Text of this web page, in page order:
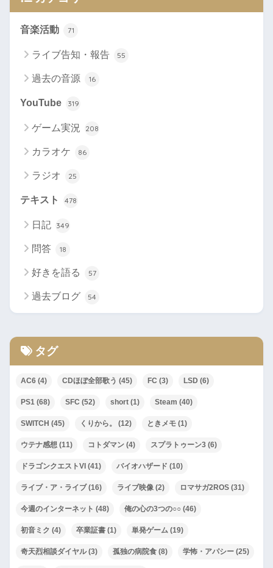
音楽活動 71
ライブ告知・報告 55
過去の音源 16
YouTube 319
ゲーム実況 208
カラオケ 86
ラジオ 25
テキスト 478
日記 349
問答 18
好きを語る 57
過去ブログ 54
タグ
AC6 (4) CDほぼ全部歌う (45) FC (3) LSD (6)
PS1 (68) SFC (52) short (1) Steam (40)
SWITCH (45) くりから。 (12) ときメモ (1)
ウテナ感想 (11) コトダマン (4) スプラトゥーン3 (6)
ドラゴンクエストVI (41) バイオハザード (10)
ライブ・ア・ライブ(16) ライブ映像 (2) ロマサガ2ROS (31)
今週のインターネット (48) 俺の心の3つの○○ (46)
初音ミク (4) 卒業証書 (1) 単発ゲーム (19)
奇天烈相談ダイヤル(3) 孤独の病院食 (8) 学怖・アパシー (25)